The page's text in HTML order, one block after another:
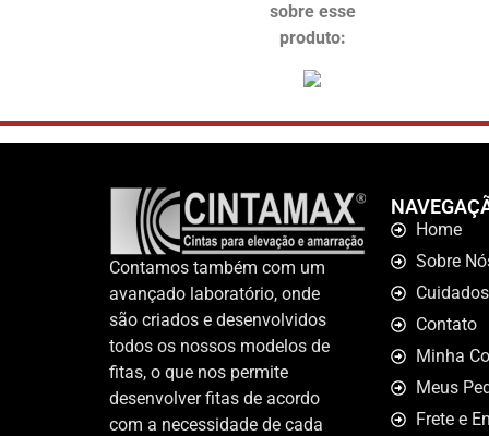
sobre esse
produto:
Contamos também com um
avançado laboratório, onde
são criados e desenvolvidos
todos os nossos modelos de
fitas, o que nos permite
desenvolver fitas de acordo
com a necessidade de cada
Home
Sobre
Cuidados
Contato
Minha
Meus
Frete e